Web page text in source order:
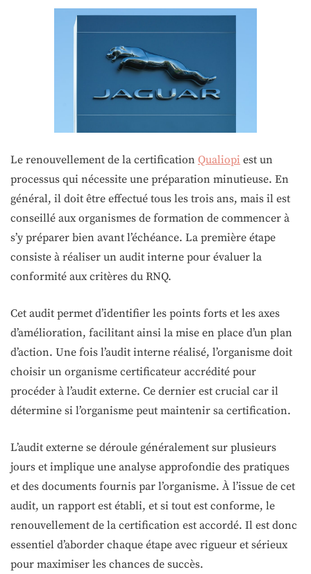
Le renouvellement de la certification Qualiopi est un
processus qui nécessite une préparation minutieuse. En
général, il doit être effectué tous les trois ans, mais il est
conseillé aux organismes de formation de commencer à
s’y préparer bien avant l’échéance. La première étape
consiste à réaliser un audit interne pour évaluer la
conformité aux critères du RNQ.
Cet audit permet d’identifier les points forts et les axes
d’amélioration, facilitant ainsi la mise en place d’un plan
d’action. Une fois l’audit interne réalisé, l’organisme doit
choisir un organisme certificateur accrédité pour
procéder à l’audit externe. Ce dernier est crucial car il
détermine si l’organisme peut maintenir sa certification.
L’audit externe se déroule généralement sur plusieurs
jours et implique une analyse approfondie des pratiques
et des documents fournis par l’organisme. À l’issue de cet
audit, un rapport est établi, et si tout est conforme, le
renouvellement de la certification est accordé. Il est donc
essentiel d’aborder chaque étape avec rigueur et sérieux
pour maximiser les chances de succès.